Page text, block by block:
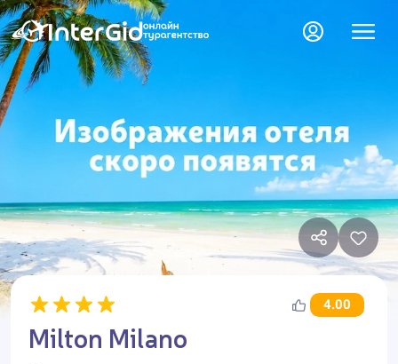
4.00
Milton Milano